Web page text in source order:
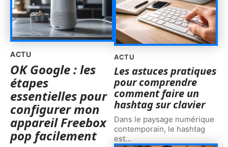
ACTU
OK Google : les
étapes
essentielles pour
configurer mon
appareil Freebox
pop facilement
ACTU
Les astuces pratiques
pour comprendre
comment faire un
hashtag sur clavier
Dans le paysage numérique
contemporain, le hashtag
est…